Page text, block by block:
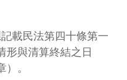
載民法第四十條第一
形與清算終結之日
）。